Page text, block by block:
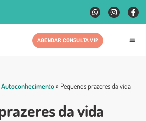
AGENDAR CONSULTA VIP
Autoconhecimento» Pequenos prazeres da vida
da vida